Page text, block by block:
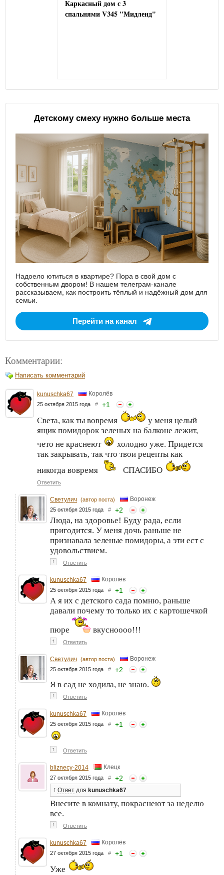
Каркасный дом с 3
спальнями V345 "Мидленд"
Детскому смеху нужно больше места
Надоело ютиться в квартире? Пора в свой дом с
собственным двором! В нашем телеграм-канале
рассказываем, как построить тёплый и надёжный дом для
семьи.
Перейти на канал
Комментарии:
Написать комментарий
kunuschka67 Королёв
25 октября 2015 года # +1
Света, как ты вовремя
у меня целый
ящик помидорок зеленых на балконе лежит,
чето не краснеют
холодно уже. Придется
так закрывать, так что твои рецепты как
никогда вовремя
СПАСИБО
Ответить
Светулич (автор поста) Воронеж
25 октября 2015 года # +2
Люда, на здоровье! Буду рада, если
пригодится. У меня дочь раньше не
признавала зеленые помидоры, а эти ест с
удовольствием.
↑ Ответить
kunuschka67 Королёв
25 октября 2015 года # +1
А я их с детского сада помню, раньше
давали почему то только их с картошечкой
пюре
вкусноооо!!!
↑ Ответить
Светулич (автор поста) Воронеж
25 октября 2015 года # +2
Я в сад не ходила, не знаю.
↑ Ответить
kunuschka67 Королёв
25 октября 2015 года # +1
↑ Ответить
bliznecy-2014 Клецк
27 октября 2015 года # +2
↑ Ответ для kunuschka67
Внесите в комнату, покраснеют за неделю
все.
↑ Ответить
kunuschka67 Королёв
27 октября 2015 года # +1
Уже